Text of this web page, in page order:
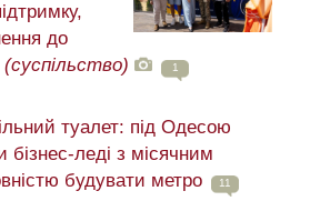
до
(суспільство) 1
туалет: під Одесою
бізнес-леді з місячним
будувати метро
11